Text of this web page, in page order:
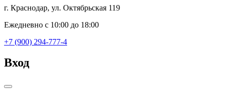
г. Краснодар, ул. Октябрьская 119
Ежедневно с 10:00 до 18:00
+7 (900) 294-777-4
Вход